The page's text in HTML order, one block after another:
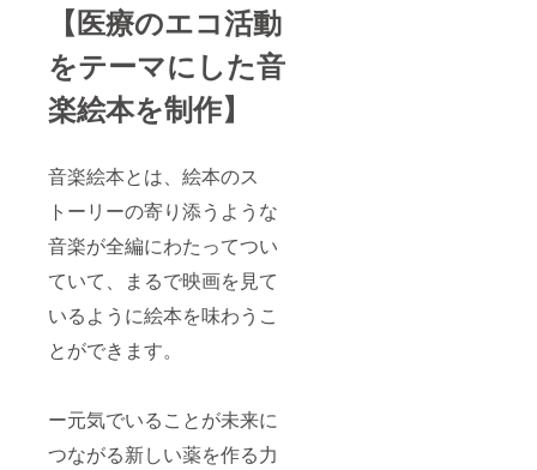
【医療のエコ活動
をテーマにした音
楽絵本を制作】
音楽絵本とは、絵本のス
トーリーの寄り添うような
音楽が全編にわたってつい
ていて、まるで映画を見て
いるように絵本を味わうこ
とができます。
ー元気でいることが未来に
つながる新しい薬を作る力